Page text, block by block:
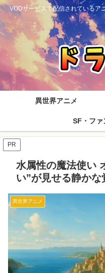
VODサービスで配信されているア
異世界アニメ
SF・ファ
PR
水属性の魔法使い
い”が見せる静かな
異世界アニメ